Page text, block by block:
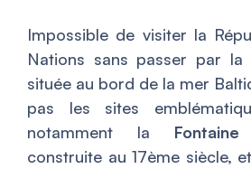
Impossible de visiter la
Nations sans passer par la
située au bord de la mer
pas les sites
notamment la
construite au 17ème siècle,